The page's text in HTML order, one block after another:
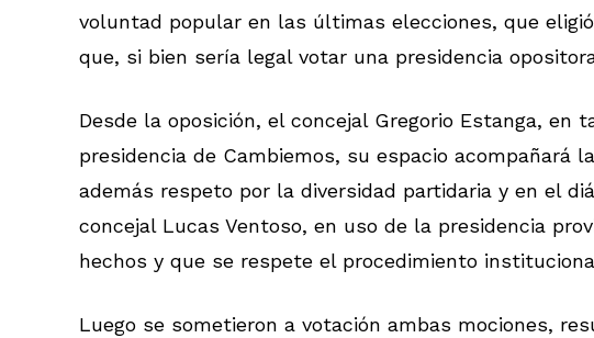
voluntad popular en las últimas elecciones, que
que, si bien sería legal votar una presidencia
Desde la oposición, el concejal Gregorio Estanga,
presidencia de Cambiemos, su espacio acompañará
además respeto por la diversidad partidaria y en el
concejal Lucas Ventoso, en uso de la presidencia
hechos y que se respete el procedimiento
Luego se sometieron a votación ambas mociones,